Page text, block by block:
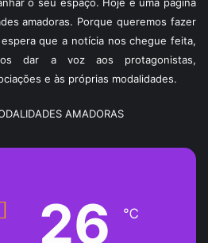
amadoras. Porque queremos fazer
que a notícia nos chegue feita,
dar a voz aos protagonistas,
e às próprias modalidades.
AMADORAS
26 ℃